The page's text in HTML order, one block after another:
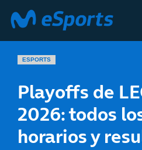
ESPORTS
Playoffs de
2026: todos
horarios y